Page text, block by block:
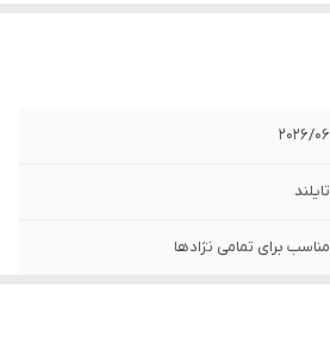
202۶/۰۶
تایلند
مناسب برای تمامی نژادها